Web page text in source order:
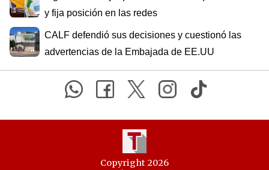
y fija posición en las redes
CALF defendió sus decisiones y cuestionó las
advertencias de la Embajada de EE.UU
Copyright 2026